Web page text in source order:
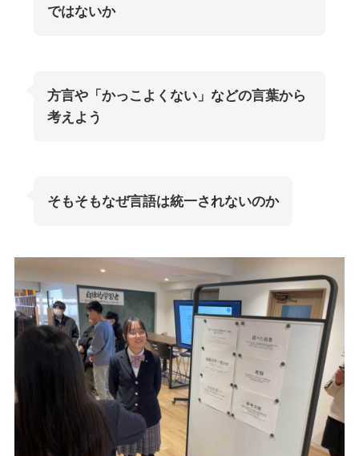
ではないか
方言や「かっこよくない」などの言葉から
考えよう
そもそもなぜ言語は統一されないのか